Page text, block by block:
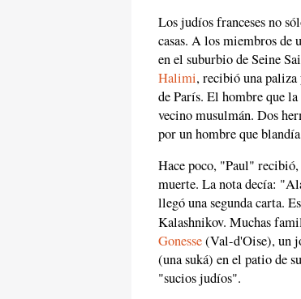
Los judíos franceses no
casas. A los miembros de
en el suburbio de Seine
Halimi, recibió una
de París. El hombre que
vecino musulmán. Dos
por un hombre que
Hace poco, "Paul" recibió,
muerte. La nota decía:
llegó una segunda carta.
Kalashnikov. Muchas
Gonesse(Val-d'Oise), un
(una suká) en el patio de
"sucios judíos".